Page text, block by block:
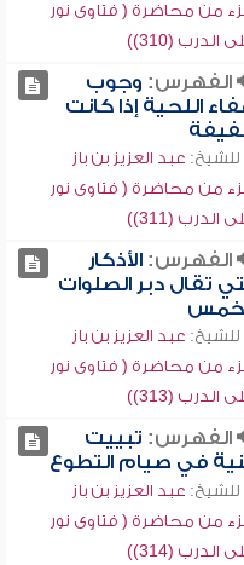
من محاضرة ( فتاوى نور
الدرب (310))
الفهرس: وجوب
اللحية إذا كانت
للشيخ: عبد العزيز بن باز
من محاضرة ( فتاوى نور
الدرب (311))
الفهرس:الأذكار
تقال دبر الصلوات
للشيخ: عبد العزيز بن باز
من محاضرة ( فتاوى نور
الدرب (313))
الفهرس: تبييت
في صيام التطوع
للشيخ: عبد العزيز بن باز
من محاضرة ( فتاوى نور
الدرب (314))